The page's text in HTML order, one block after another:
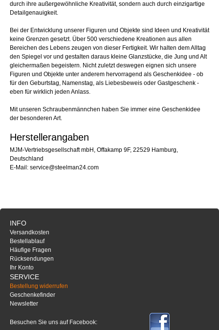
durch ihre außergewöhnliche Kreativität, sondern auch durch einzigartige
Detailgenauigkeit.
Bei der Entwicklung unserer Figuren und Objekte sind Ideen und Kreativität
keine Grenzen gesetzt. Über 500 verschiedene Kreationen aus allen
Bereichen des Lebens zeugen von dieser Fertigkeit. Wir halten dem Alltag
den Spiegel vor und gestalten daraus kleine Glanzstücke, die Jung und Alt
gleichermaßen begeistern. Nicht zuletzt deswegen eignen sich unsere
Figuren und Objekte unter anderem hervorragend als Geschenkidee - ob
für den Geburtstag, Namenstag, als Liebesbeweis oder Gastgeschenk -
eben für wirklich jeden Anlass.
Mit unseren Schraubenmännchen haben Sie immer eine Geschenkidee
der besonderen Art.
Herstellerangaben
MJM-Vertriebsgesellschaft mbH, Offakamp 9F, 22529 Hamburg,
Deutschland
E-Mail: service@steelman24.com
INFO
Versandkosten
Bestellablauf
Häufige Fragen
Rücksendungen
Ihr Konto
SERVICE
Bestellung widerrufen
Geschenkefinder
Newsletter
Besuchen Sie uns auf Facebook: